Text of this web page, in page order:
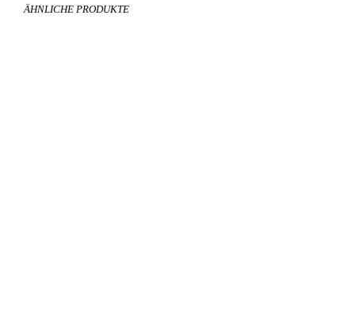
ÄHNLICHE PRODUKTE